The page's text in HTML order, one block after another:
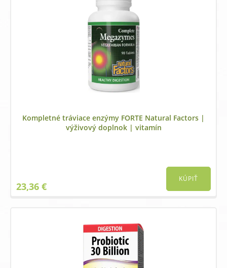
Kompletné tráviace enzýmy FORTE Natural Factors |
výživový doplnok | vitamín
23,36 €
KÚPIŤ